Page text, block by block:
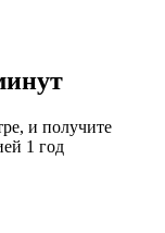
и получите
1 год